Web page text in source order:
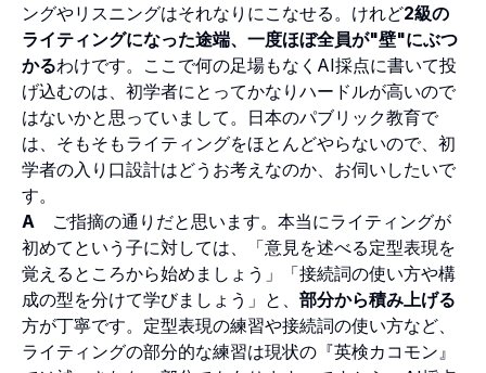
ングやリスニングはそれなりにこなせる。けれど2級の
ライティングになった途端、一度ほぼ全員が"壁"にぶつ
かるわけです。ここで何の足場もなくAI採点に書いて投
げ込むのは、初学者にとってかなりハードルが高いので
はないかと思っていまして。日本のパブリック教育で
は、そもそもライティングをほとんどやらないので、初
学者の入り口設計はどうお考えなのか、お伺いしたいで
す。
A ご指摘の通りだと思います。本当にライティングが
初めてという子に対しては、「意見を述べる定型表現を
覚えるところから始めましょう」「接続詞の使い方や構
成の型を分けて学びましょう」と、 部分から積み上げる
方が丁寧です。定型表現の練習や接続詞の使い方など、
ライティングの部分的な練習は現状の『英検カコモン』